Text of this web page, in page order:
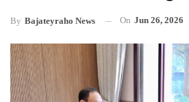
By Bajateyraho News On Jun 26, 2026